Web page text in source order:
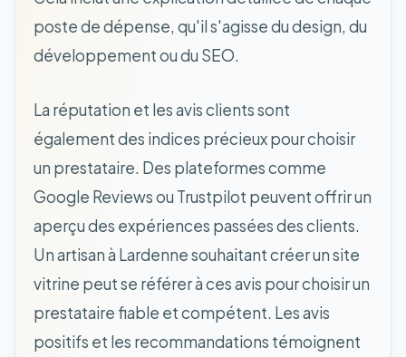
poste de dépense, qu'il s'agisse du design, du
développement ou du SEO.
La réputation et les avis clients sont
également des indices précieux pour choisir
un prestataire. Des plateformes comme
Google Reviews ou Trustpilot peuvent offrir un
aperçu des expériences passées des clients.
Un artisan à Lardenne souhaitant créer un site
vitrine peut se référer à ces avis pour choisir un
prestataire fiable et compétent. Les avis
positifs et les recommandations témoignent